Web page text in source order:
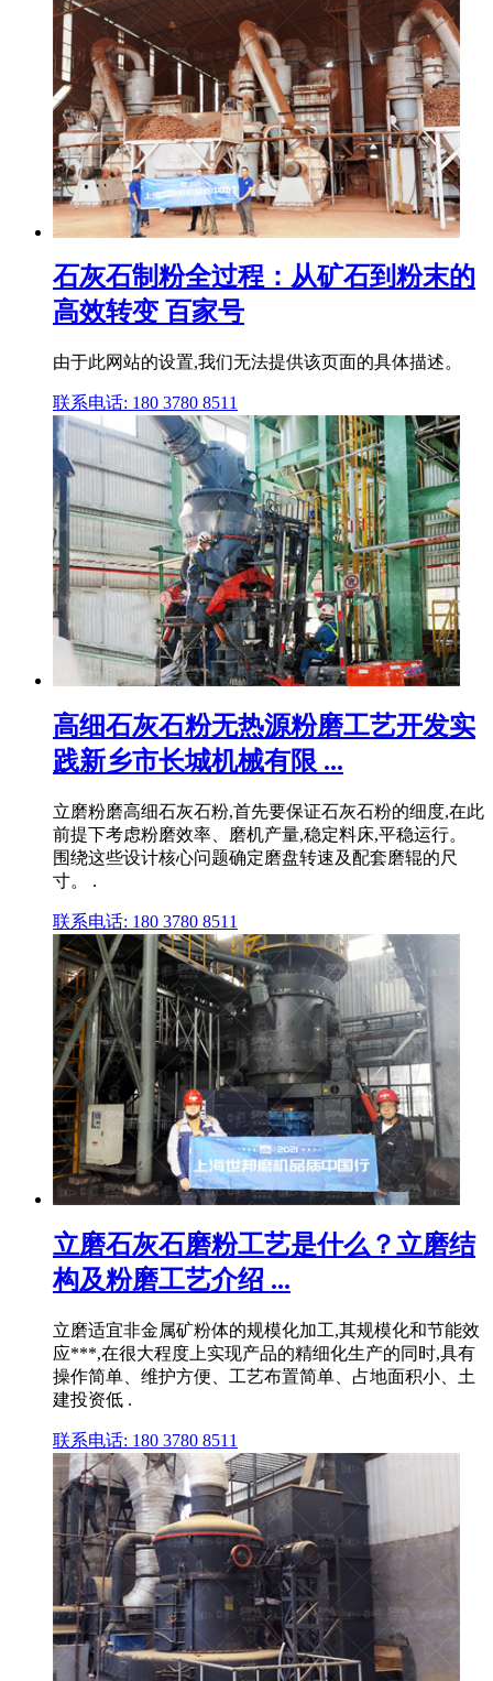
石灰石制粉全过程：从矿石到粉末的
高效转变 百家号
由于此网站的设置,我们无法提供该页面的具体描述。
联系电话: 180 3780 8511
高细石灰石粉无热源粉磨工艺开发实
践新乡市长城机械有限 ...
立磨粉磨高细石灰石粉,首先要保证石灰石粉的细度,在此
前提下考虑粉磨效率、磨机产量,稳定料床,平稳运行。
围绕这些设计核心问题确定磨盘转速及配套磨辊的尺
寸。 .
联系电话: 180 3780 8511
立磨石灰石磨粉工艺是什么？立磨结
构及粉磨工艺介绍 ...
立磨适宜非金属矿粉体的规模化加工,其规模化和节能效
应***,在很大程度上实现产品的精细化生产的同时,具有
操作简单、维护方便、工艺布置简单、占地面积小、土
建投资低 .
联系电话: 180 3780 8511